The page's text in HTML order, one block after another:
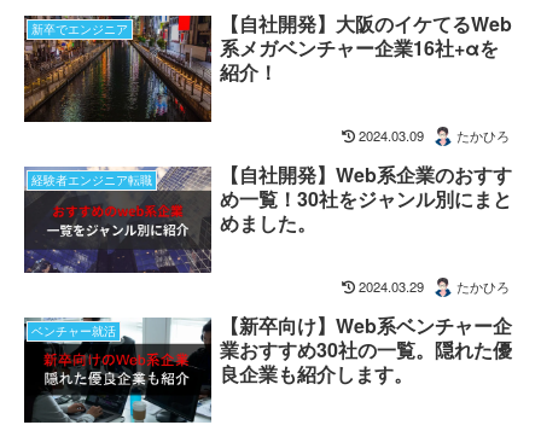
新卒でエンジニア
【自社開発】大阪のイケてるWeb
系メガベンチャー企業16社+αを
紹介！
2024.03.09 たかひろ
経験者エンジニア転職
【自社開発】Web系企業のおすす
め一覧！30社をジャンル別にまと
めました。
2024.03.29 たかひろ
ベンチャー就活
【新卒向け】Web系ベンチャー企
業おすすめ30社の一覧。隠れた優
良企業も紹介します。